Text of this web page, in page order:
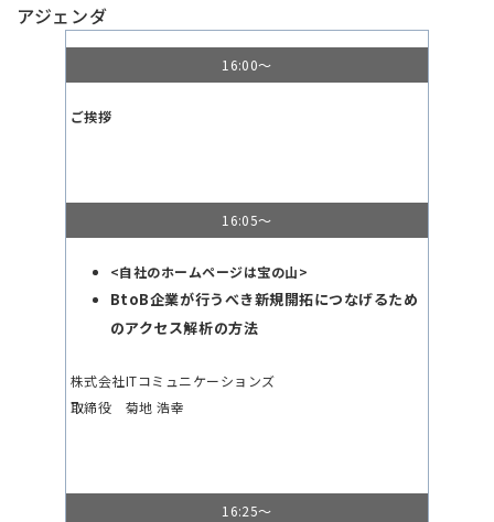
アジェンダ
16:00～
ご挨拶
16:05～
<自社のホームページは宝の山>
BtoB企業が行うべき新規開拓につなげるため
のアクセス解析の方法
株式会社ITコミュニケーションズ
取締役 菊地 浩幸
16:25～